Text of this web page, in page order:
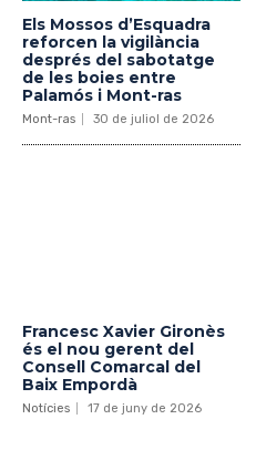
Els Mossos d’Esquadra
reforcen la vigilància
després del sabotatge
de les boies entre
Palamós i Mont-ras
Mont-ras 30 de juliol de 2026
Francesc Xavier Gironès
és el nou gerent del
Consell Comarcal del
Baix Empordà
Notícies 17 de juny de 2026